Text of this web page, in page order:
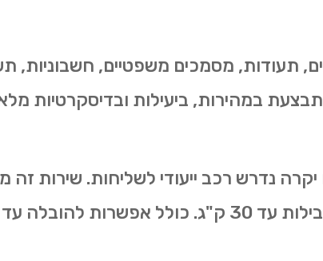
תעודות, מסמכים משפטיים, חשבוניות,
במהירות, ביעילות ובדיסקרטיות
נדרש רכב ייעודי לשליחות. שירות זה
עד פתח הלקוח.